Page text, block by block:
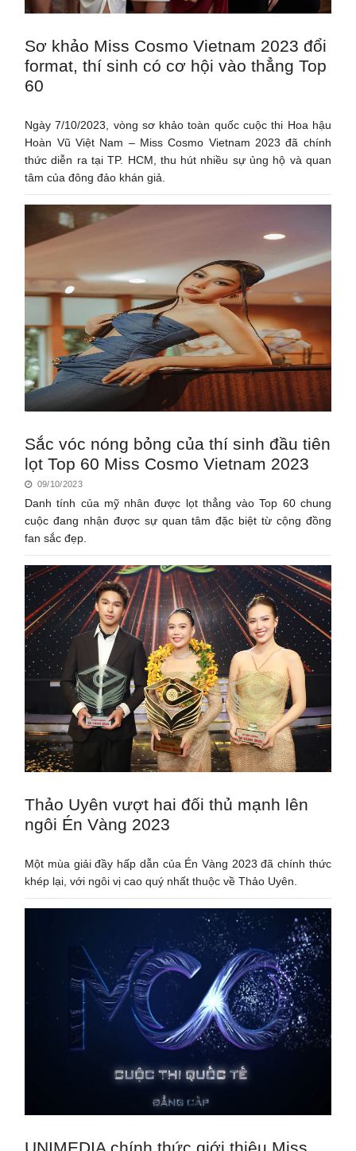
Sơ khảo Miss Cosmo Vietnam 2023 đổi
format, thí sinh có cơ hội vào thẳng Top
60
Ngày 7/10/2023, vòng sơ khảo toàn quốc cuộc thi Hoa hậu
Hoàn Vũ Việt Nam – Miss Cosmo Vietnam 2023 đã chính
thức diễn ra tại TP. HCM, thu hút nhiều sự ủng hộ và quan
tâm của đông đảo khán giả.
Sắc vóc nóng bỏng của thí sinh đầu tiên
lọt Top 60 Miss Cosmo Vietnam 2023
09/10/2023
Danh tính của mỹ nhân được lọt thẳng vào Top 60 chung
cuộc đang nhận được sự quan tâm đặc biệt từ cộng đồng
fan sắc đẹp.
Thảo Uyên vượt hai đối thủ mạnh lên
ngôi Én Vàng 2023
Một mùa giải đầy hấp dẫn của Én Vàng 2023 đã chính thức
khép lại, với ngôi vị cao quý nhất thuộc về Thảo Uyên.
UNIMEDIA chính thức giới thiệu Miss